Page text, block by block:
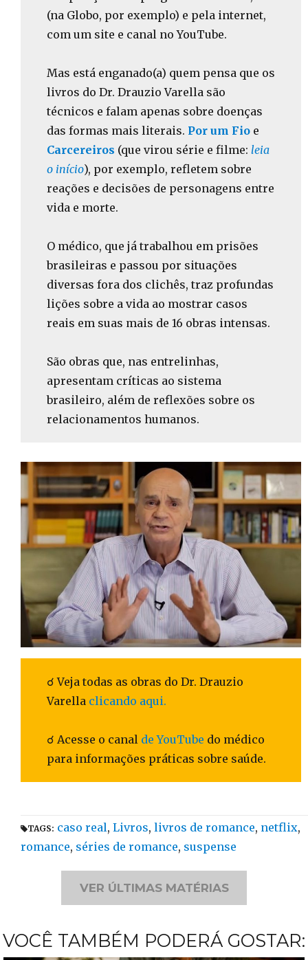
(na Globo, por exemplo) e pela internet,
com um site e canal no YouTube.
Mas está enganado(a) quem pensa que os
livros do Dr. Drauzio Varella são
técnicos e falam apenas sobre doenças
das formas mais literais. Por um Fio e
Carcereiros (que virou série e filme: leia
o início), por exemplo, refletem sobre
reações e decisões de personagens entre
vida e morte.
O médico, que já trabalhou em prisões
brasileiras e passou por situações
diversas fora dos clichês, traz profundas
lições sobre a vida ao mostrar casos
reais em suas mais de 16 obras intensas.
São obras que, nas entrelinhas,
apresentam críticas ao sistema
brasileiro, além de reflexões sobre os
relacionamentos humanos.
☌ Veja todas as obras do Dr. Drauzio
Varella clicando aqui.
☌ Acesse o canal de YouTube do médico
para informações práticas sobre saúde.
TAGS: Tags
caso real, Livros, livros de romance, netflix,
romance, séries de romance, suspense
VER ÚLTIMAS MATÉRIAS
VOCÊ TAMBÉM PODERÁ GOSTAR: